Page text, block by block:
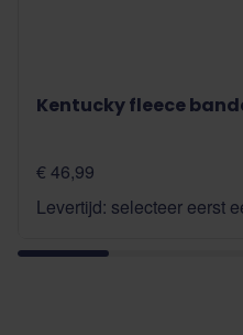
Kentucky fleece
€ 46,99
Levertijd: selecteer eerst